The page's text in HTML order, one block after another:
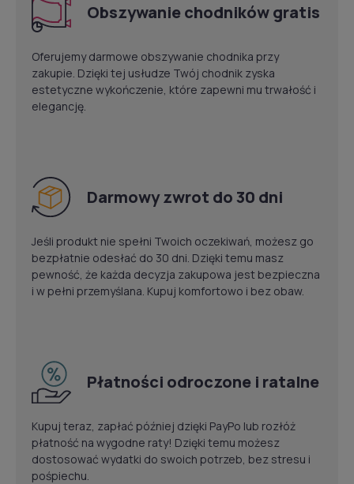
Obszywanie chodników gratis
Oferujemy darmowe obszywanie chodnika przy
zakupie. Dzięki tej usłudze Twój chodnik zyska
estetyczne wykończenie, które zapewni mu trwałość i
elegancję.
Darmowy zwrot do 30 dni
Jeśli produkt nie spełni Twoich oczekiwań, możesz go
bezpłatnie odesłać do 30 dni. Dzięki temu masz
pewność, że każda decyzja zakupowa jest bezpieczna
i w pełni przemyślana. Kupuj komfortowo i bez obaw.
Płatności odroczone i ratalne
Kupuj teraz, zapłać później dzięki PayPo lub rozłóż
płatność na wygodne raty! Dzięki temu możesz
dostosować wydatki do swoich potrzeb, bez stresu i
pośpiechu.